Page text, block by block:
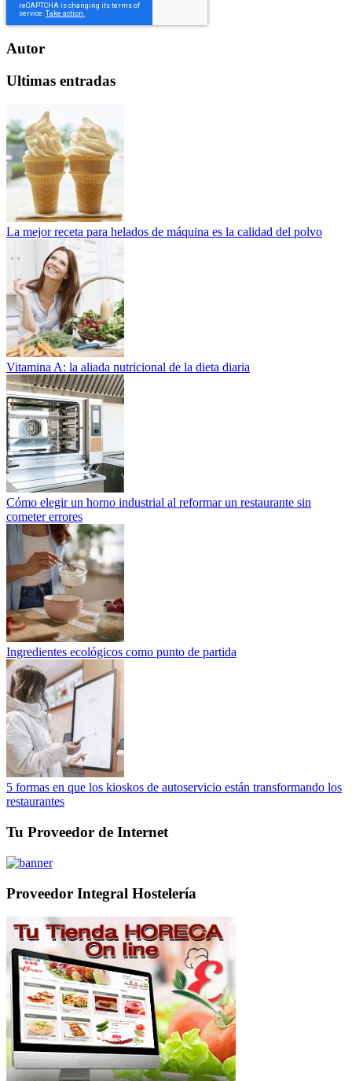
Autor
Ultimas entradas
La mejor receta para helados de máquina es la calidad del polvo
Vitamina A: la aliada nutricional de la dieta diaria
Cómo elegir un horno industrial al reformar un restaurante sin
cometer errores
Ingredientes ecológicos como punto de partida
5 formas en que los kioskos de autoservicio están transformando los
restaurantes
Tu Proveedor de Internet
Proveedor Integral Hostelería